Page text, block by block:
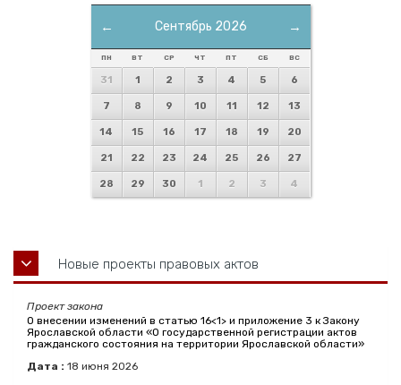
← →
Сентябрь 2026
ПН ВТ СР ЧТ ПТ СБ ВС
31 1 2 3 4 5 6
7 8 9 10 11 12 13
14 15 16 17 18 19 20
21 22 23 24 25 26 27
28 29 30 1 2 3 4
Новые проекты правовых актов
Проект закона
О внесении изменений в статью 16<1> и приложение 3 к Закону
Ярославской области «О государственной регистрации актов
гражданского состояния на территории Ярославской области»
Дата : 18 июня 2026